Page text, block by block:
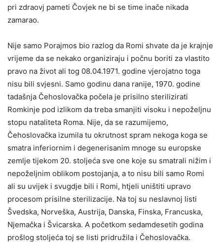
pri zdraovj pameti Čovjek ne bi se time inače nikada
zamarao.
Nije samo Porajmos bio razlog da Romi shvate da je krajnje
vrijeme da se nekako organiziraju i počnu boriti za vlastito
pravo na život ali tog 08.04.1971. godine vjerojatno toga
nisu bili svjesni. Samo godinu dana ranije, 1970. godine
tadašnja Čehoslovačka počela je prisilno sterilizirati
Romkinje pod izlikom da treba smanjiti visoku i nepoželjnu
stopu nataliteta Roma. Nije, da se razumijemo,
Čehoslovačka izumila tu okrutnost spram nekoga koga se
smatra inferiornim i degenerisanim mnoge su europske
zemlje tijekom 20. stoljeća sve one koje su smatrali nižim i
nepoželjnim oblikom postojanja, a to nisu bili samo Romi
ali su uvijek i svugdje bili i Romi, htjeli uništiti upravo
procesom prisilne sterilizacije. Na toj su neslavnoj listi
Švedska, Norveška, Austrija, Danska, Finska, Francuska,
Njemačka i Švicarska. A početkom sedamdesetih godina
prošlog stoljeća toj se listi pridružila i Čehoslovačka.